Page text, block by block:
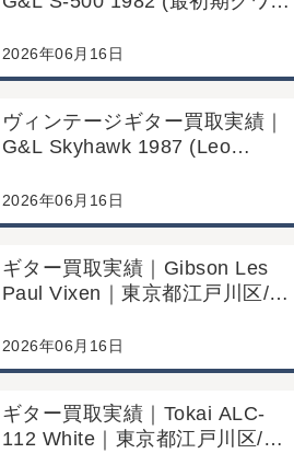
頭買取/コンディション良好の査
定例
2026年06月16日
ヴィンテージギター買取実績｜
G&L Skyhawk 1987 (Leo
京都江戸川区/店頭買取/コンディ
ション良好の査定例
2026年06月16日
ギター買取実績｜Gibson Les
Paul Vixen｜東京都江戸川区/店
例
2026年06月16日
ギター買取実績｜Tokai ALC-
112 White｜東京都江戸川区/店